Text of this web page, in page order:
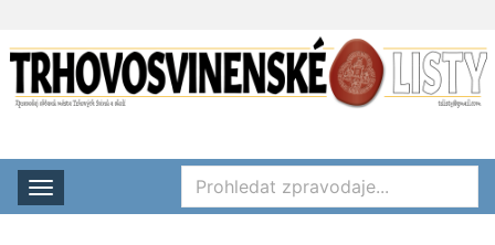
Rozbalit nabídku